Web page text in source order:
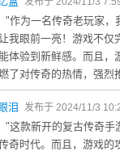
"作为一名传奇老玩家
我眼前一亮！游戏不仅
体验到新鲜感。而且
了对传奇的热情，强烈
泪 发布于 2024/11/3
"这款新开的复古传奇
奇时代。而且，游戏的